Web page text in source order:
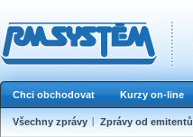
Chci obchodovat Kurzy on-line
Všechny zprávy Zprávy od emitentů